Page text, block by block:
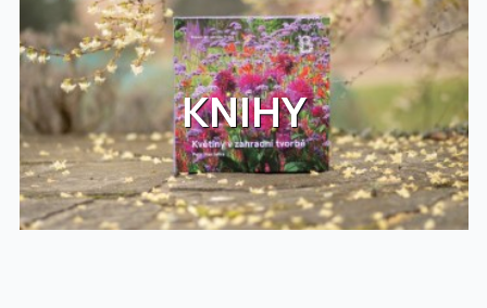
KNIHY